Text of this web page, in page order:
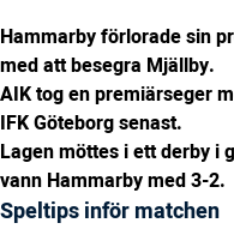
Hammarby förlorade sin
med att besegra Mjällby.
AIK tog en premiärseger
IFK Göteborg senast.
Lagen möttes i ett derby i
vann Hammarby med 3-2.
Speltips inför matchen